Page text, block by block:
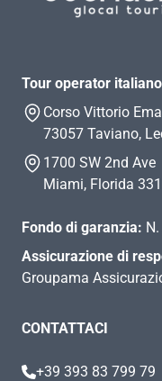
Tour operator italiano
Corso Vittorio
73057 Taviano,
1700 SW 2nd Ave
Miami, Florida
Fondo di garanzia:
Assicurazione di
Groupama
CONTATTACI
+39 393 83 799 79